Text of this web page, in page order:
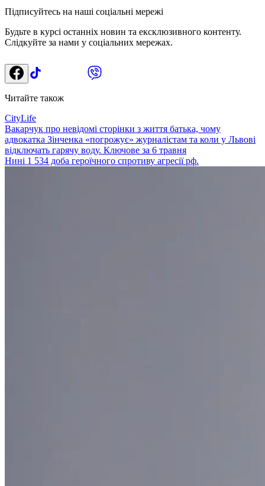
Підписуйтесь на наші соціальні мережі
Будьте в курсі останніх новин та ексклюзивного контенту.
Слідкуйте за нами у соціальних мережах.
Читайте також
CityLife
Вакарчук про невідомі сторінки з життя батька, чому
адвокатка Зінченка «погрожує» журналістам та коли у Львові
відключать гарячу воду. Ключове за 6 травня
Нині 1 534 доба героїчного спротиву агресії рф.